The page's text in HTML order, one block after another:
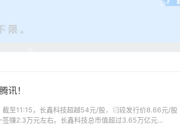
讯！
至11:15，长鑫科技超越54元/股，相较发行价8.66元/股
赚2.3万元左右。长鑫科技总市值超过3.65万亿元...